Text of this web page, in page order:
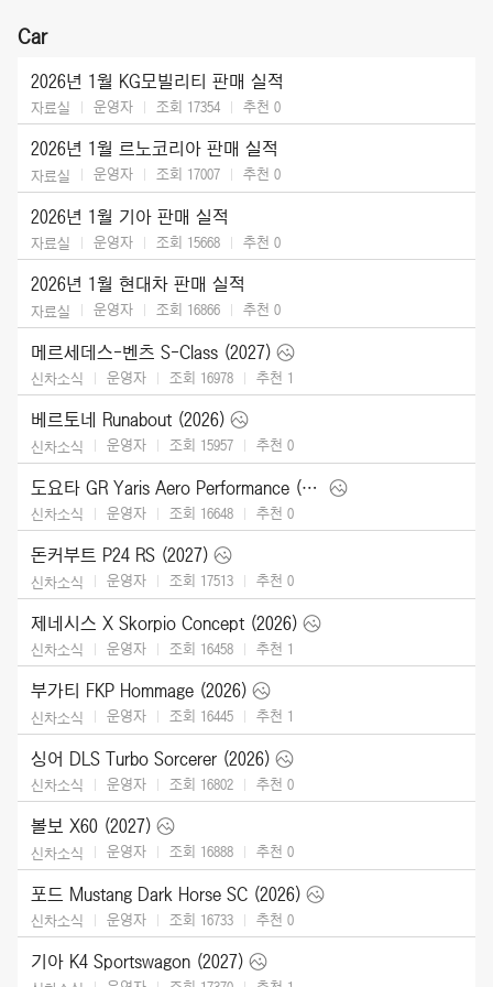
Car
2026년 1월 KG모빌리티 판매 실적
자료실 운영자 조회 17354 추천 0
2026년 1월 르노코리아 판매 실적
자료실 운영자 조회 17007 추천 0
2026년 1월 기아 판매 실적
자료실 운영자 조회 15668 추천 0
2026년 1월 현대차 판매 실적
자료실 운영자 조회 16866 추천 0
메르세데스-벤츠 S-Class (2027)
신차소식 운영자 조회 16978 추천 1
베르토네 Runabout (2026)
신차소식 운영자 조회 15957 추천 0
도요타 GR Yaris Aero Performance (2026)
신차소식 운영자 조회 16648 추천 0
돈커부트 P24 RS (2027)
신차소식 운영자 조회 17513 추천 0
제네시스 X Skorpio Concept (2026)
신차소식 운영자 조회 16458 추천 1
부가티 FKP Hommage (2026)
신차소식 운영자 조회 16445 추천 1
싱어 DLS Turbo Sorcerer (2026)
신차소식 운영자 조회 16802 추천 0
볼보 X60 (2027)
신차소식 운영자 조회 16888 추천 0
포드 Mustang Dark Horse SC (2026)
신차소식 운영자 조회 16733 추천 0
기아 K4 Sportswagon (2027)